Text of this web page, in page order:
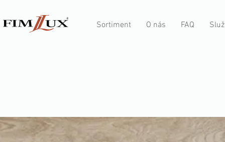
Sortiment O nás FAQ